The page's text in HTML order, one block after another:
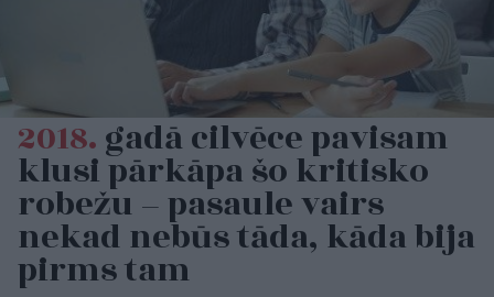
2018.gadā cilvēce pavisam
klusi pārkāpa šo kritisko
robežu – pasaule vairs
nekad nebūs tāda, kāda bija
pirms tam